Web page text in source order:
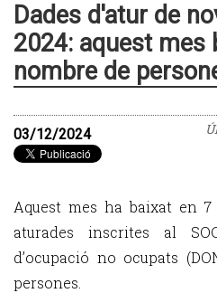
Dades d'atur de
2024: aquest mes
nombre de
03/12/2024
Aquest mes ha baixat en
aturades inscrites al
d’ocupació no ocupats
persones.